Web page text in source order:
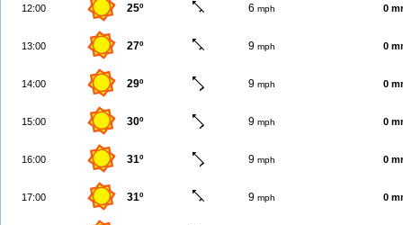
12:00 25º 6 mph 0
13:00 27º 9 mph 0
14:00 29º 9 mph 0
15:00 30º 9 mph 0
16:00 31º 9 mph 0
17:00 31º 9 mph 0